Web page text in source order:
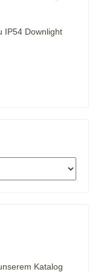
IP54 Downlight
Katalog